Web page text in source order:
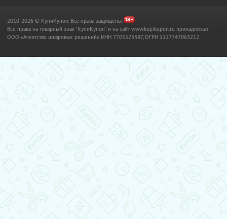
2010-2026 © КупиКупон. Все права защищены.
Все права на товарный знак "КупиКупон" и на сайт www.kupikupon.ru принадлежат
OOO «Агентство цифровых решений» ИНН 7705523387, ОГРН 1127747063212